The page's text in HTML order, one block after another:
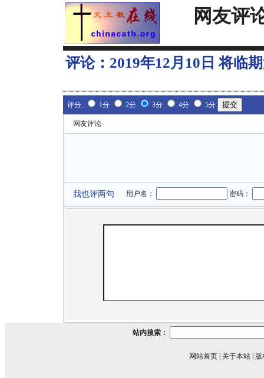
网友评
评论： 2019年12月10日 将临
评分: 1分 2分 3分 4分 5分
网友评论
我也评两句 用户名： 密码：
站内搜索：
网站首页 关于本站 版